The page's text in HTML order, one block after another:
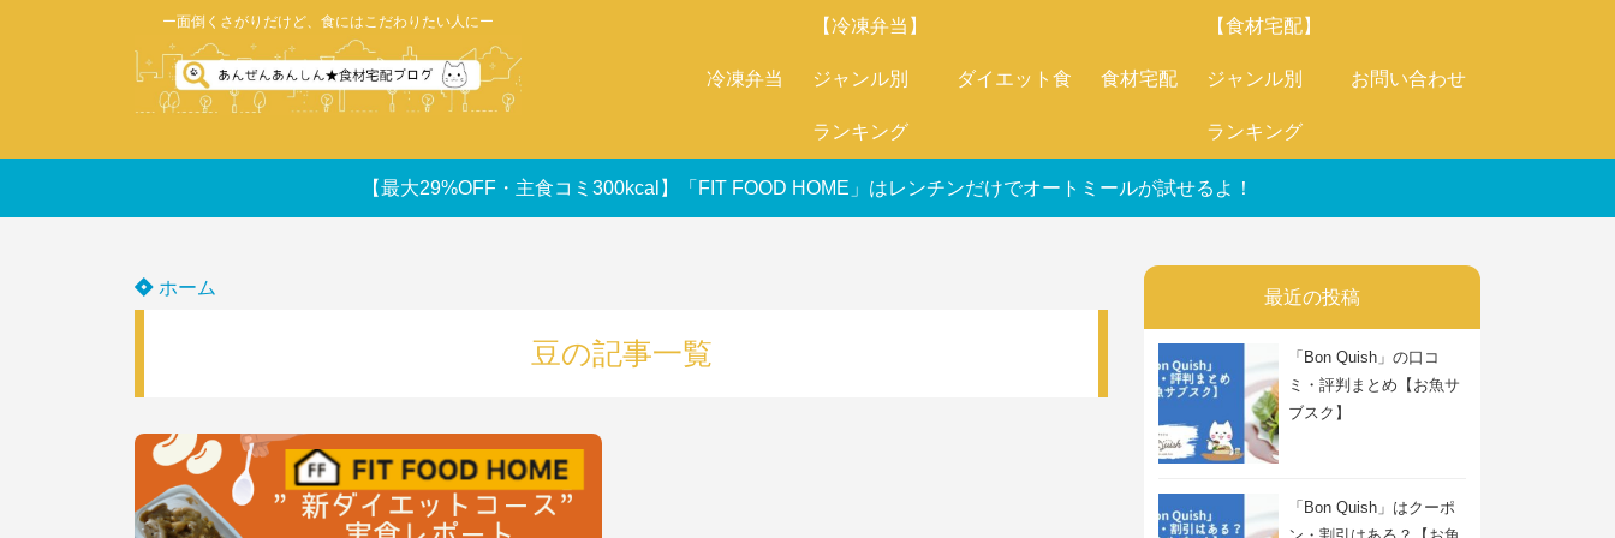
ー面倒くさがりだけど、食にはこだわりたい人にー
冷凍弁当
【冷凍弁当】
ジャンル別
ランキング
ダイエット食 食材宅配
【食材宅配】
ジャンル別
ランキング
お問い合わせ
【最大29%OFF・主食コミ300kcal】「FIT FOOD HOME」はレンチンだけでオートミールが試せるよ！
ホーム
豆の記事一覧
最近の投稿
「Bon Quish」の口コ
ミ・評判まとめ【お魚サ
ブスク】
「Bon Quish」はクーポ